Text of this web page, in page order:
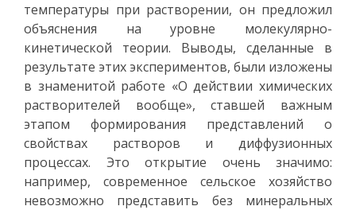
температуры при растворении, он предложил
объяснения на уровне молекулярно-
кинетической теории. Выводы, сделанные в
результате этих экспериментов, были изложены
в знаменитой работе «О действии химических
растворителей вообще», ставшей важным
этапом формирования представлений о
свойствах растворов и диффузионных
процессах. Это открытие очень значимо:
например, современное сельское хозяйство
невозможно представить без минеральных